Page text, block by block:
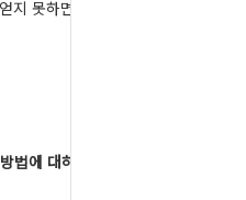
지 못하면
법에 대하